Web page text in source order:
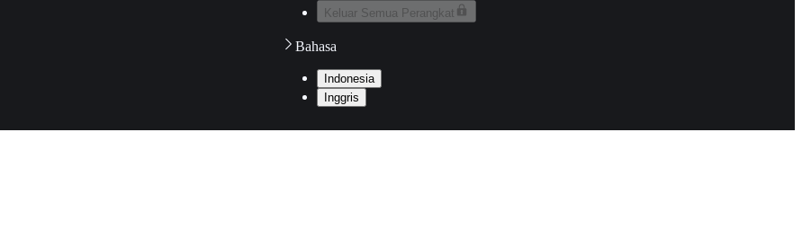
Keluar Semua Perangkat
Bahasa
Indonesia
Inggris